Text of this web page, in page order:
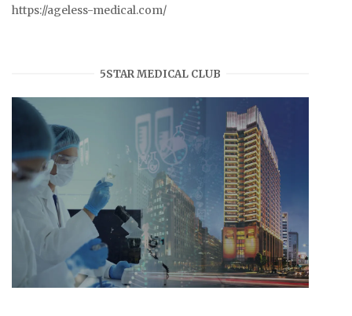
https://ageless-medical.com/
5STAR MEDICAL CLUB